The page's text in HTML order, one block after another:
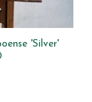
'Silver'